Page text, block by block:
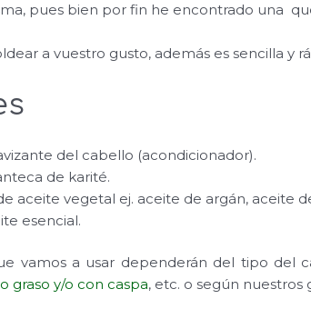
pues bien por fin he encontrado una
a vuestro gusto, además es sencilla y
del cabello (acondicionador).
de karité.
aceite vegetal ej. aceite de argán, aceite
esencial.
vamos a usar dependerán del tipo del
graso y/o con caspa, etc. o según nuestros